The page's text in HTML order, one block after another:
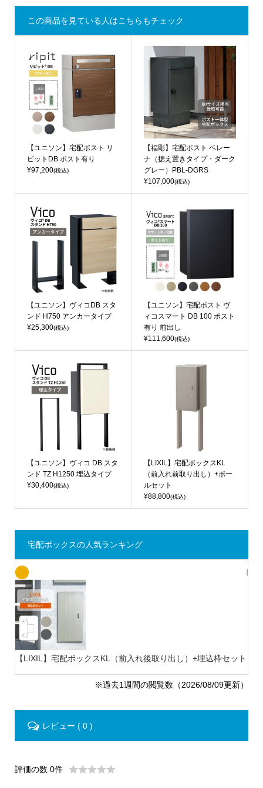
この商品を見ている人はこちらもチェック
【ユニソン】宅配ポスト リ
ピットDB ポスト有り
¥97,200(税込)
【福彫】宅配ポスト ベレー
ナ（据え置きタイプ・ダーク
グレー）PBL-DGRS
¥107,000(税込)
【ユニソン】ヴィコDB スタ
ンド H750 アンカータイプ
¥25,300(税込)
【ユニソン】宅配ポスト ヴ
ィコスマート DB 100 ポスト
有り 前出し
¥111,600(税込)
【ユニソン】ヴィコ DB スタ
ンド TZ H1250 埋込タイプ
¥30,400(税込)
【LIXIL】宅配ボックスKL
（前入れ前取り出し）+ポー
ルセット
¥88,800(税込)
宅配ボックスの人気ランキング
【LIXIL】宅配ボックスKL（前入れ後取り出し）+埋込枠セット
※過去1週間の閲覧数（2026/08/09更新）
レビュー ( 0 )
評価の数 0件